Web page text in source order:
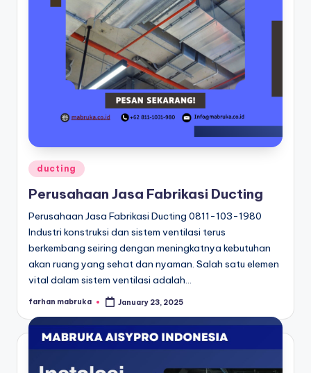
Posted
ducting
Perusahaan Jasa Fabrikasi Ducting
Perusahaan Jasa Fabrikasi Ducting 0811-103-1980
Industri konstruksi dan sistem ventilasi terus
berkembang seiring dengan meningkatnya kebutuhan
akan ruang yang sehat dan nyaman. Salah satu elemen
vital dalam sistem ventilasi adalah…
Posted
farhan mabruka January 23, 2025